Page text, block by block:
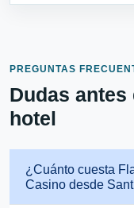
PREGUNTAS
Dudas
hotel
¿Cuánto cuesta
Casino desde